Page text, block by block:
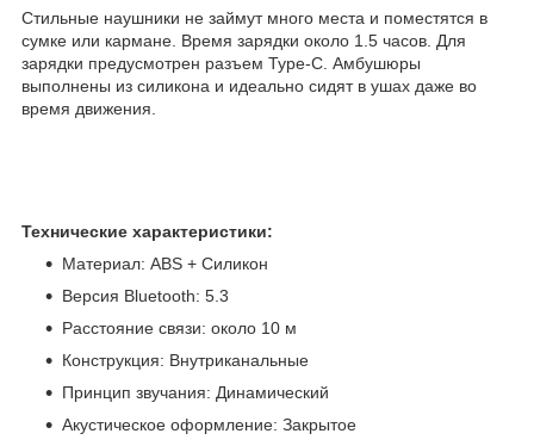
Стильные наушники не займут много места и поместятся в
сумке или кармане. Время зарядки около 1.5 часов. Для
зарядки предусмотрен разъем Type-C. Амбушюры
выполнены из силикона и идеально сидят в ушах даже во
время движения.
Технические характеристики:
Материал: ABS + Силикон
Версия Bluetooth: 5.3
Расстояние связи: около 10 м
Конструкция: Внутриканальные
Принцип звучания: Динамический
Акустическое оформление: Закрытое